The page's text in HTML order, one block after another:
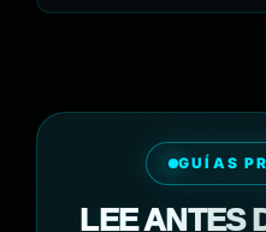
GUÍAS
LEE ANTES